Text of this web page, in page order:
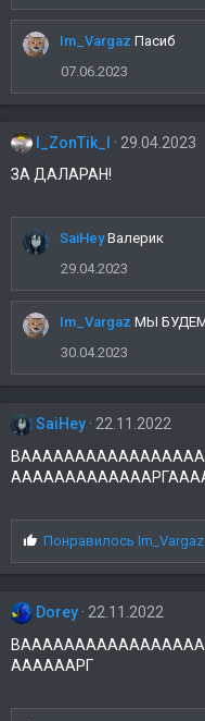
и
м
п
и
Im_Vargaz Пасиб
07.06.2023
l_ZonTik_l
29.04.2023
ЗА ДАЛАРАН!
SaiHey Валерик
29.04.2023
Im_Vargaz МЫ
30.04.2023
SaiHey 22.11.2022
С
и
м
а
т
и
Понравилось Im_Vargaz
Dorey
22.11.2022
ААААААРГ